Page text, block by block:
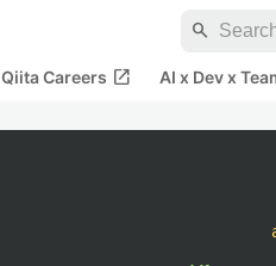
search
Qiita Careers open_in_new AI x Dev x